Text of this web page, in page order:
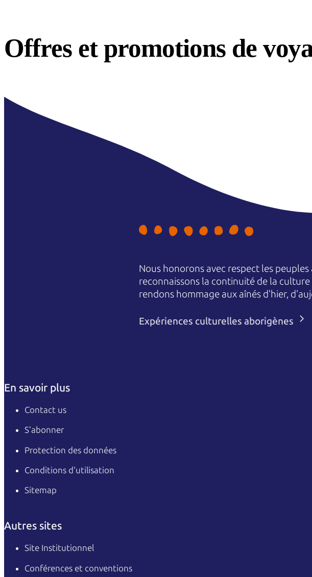
Offres etpromotions de
Nous honorons avec respect les
reconnaissons la continuité de la
rendons hommage aux aînés d'hier,
Expériences culturelles aborigènes
En savoir plus
Contact us
S’abonner
Protection des données
Conditions d'utilisation
Sitemap
Autres sites
Site Institutionnel
Conférences et conventions